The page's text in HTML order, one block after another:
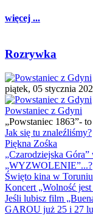
więcej ...
Rozrywka
piątek, 05 stycznia
Powstaniec z Gdyni
„Powstaniec 1863”-
Jak się tu znaleźliśmy?
Piękna Zośka
„Czarodziejska
„WYZWOLENIE”...?
Święto kina w
Koncert „Wolność
Jeśli lubisz film
GAROU już 25 i 27